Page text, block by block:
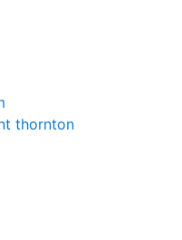
thornton